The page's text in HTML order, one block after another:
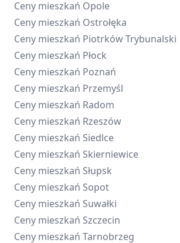
Ceny mieszkań Opole
Ceny mieszkań Ostrołęka
Ceny mieszkań Piotrków Trybunalski
Ceny mieszkań Płock
Ceny mieszkań Poznań
Ceny mieszkań Przemyśl
Ceny mieszkań Radom
Ceny mieszkań Rzeszów
Ceny mieszkań Siedlce
Ceny mieszkań Skierniewice
Ceny mieszkań Słupsk
Ceny mieszkań Sopot
Ceny mieszkań Suwałki
Ceny mieszkań Szczecin
Ceny mieszkań Tarnobrzeg